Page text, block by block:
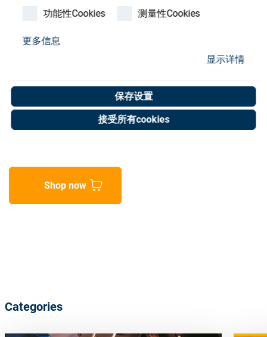
功能性Cookies
测量性Cookies
更多信息
显示详情
保存设置
接受所有cookies
Bellow i.FLEX polishing
feed
Art. No. 05019654
Unit of measure : Piece
Shop now
Categories